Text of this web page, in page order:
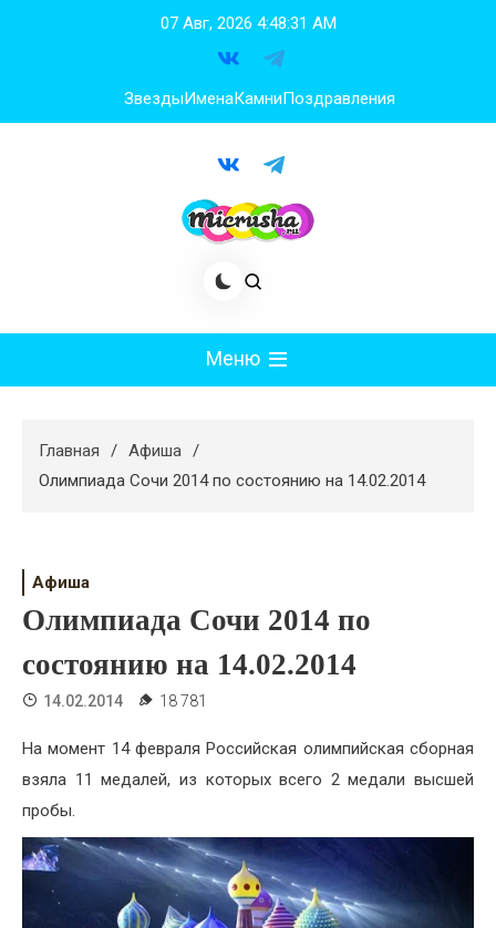
07 Авг, 2026 4:48:31 AM
ЗвездыИменаКамниПоздравления
Меню
Худеем
Свадьба
Жизнь
Хобби
Красота
Недвижимость
Главная
Афиша
Олимпиада Сочи 2014 по состоянию на 14.02.2014
Афиша
Олимпиада Сочи 2014 по
состоянию на 14.02.2014
14.02.2014 18 781
На момент 14 февраля Российская олимпийская сборная
взяла 11 медалей, из которых всего 2 медали высшей
пробы.